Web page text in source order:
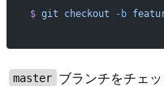
$ git checkout -b
master ブランチをチェッ